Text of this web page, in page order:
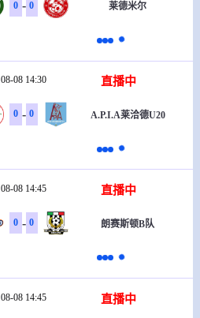
0 - 0 莱德米尔
08-08 14:30 直播中
0 - 0 A.P.I.A莱洽德U20
08-08 14:45 直播中
0 - 0 朗赛斯顿B队
08-08 14:45 直播中